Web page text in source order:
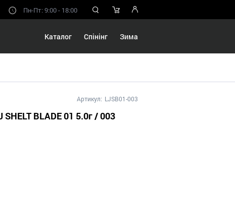
Пн-Пт: 9:00 - 18:00
Каталог Спінінг Зима
Артикул: LJSB01-003
BLADE 01 5.0г / 003